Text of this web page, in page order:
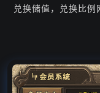
兑换储值，兑换比